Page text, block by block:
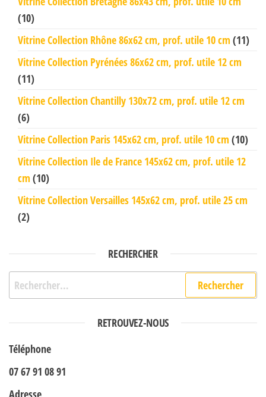
(10)
Vitrine Collection Rhône 86x62 cm, prof. utile 10 cm (11)
Vitrine Collection Pyrénées 86x62 cm, prof. utile 12 cm
(11)
Vitrine Collection Chantilly 130x72 cm, prof. utile 12 cm
(6)
Vitrine Collection Paris 145x62 cm, prof. utile 10 cm (10)
Vitrine Collection Ile de France 145x62 cm, prof. utile 12
cm (10)
Vitrine Collection Versailles 145x62 cm, prof. utile 25 cm
(2)
RECHERCHER
Rechercher :
RETROUVEZ-NOUS
Téléphone
07 67 91 08 91
Adresse